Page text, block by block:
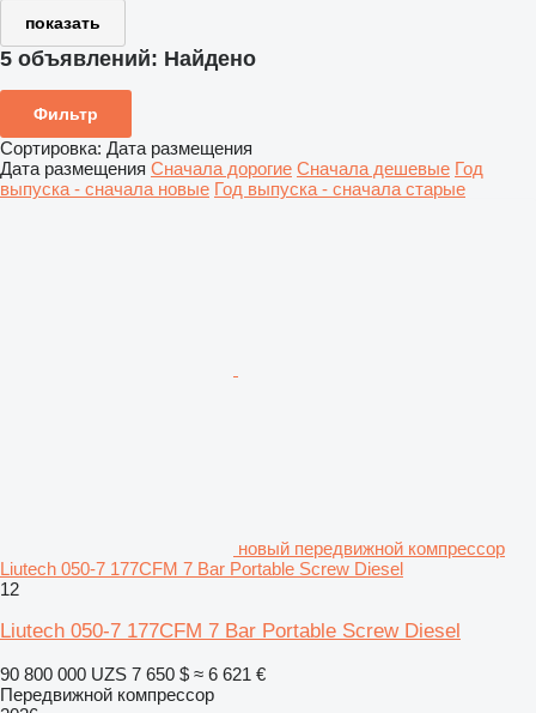
показать
5 объявлений: Найдено
Фильтр
Сортировка: Дата размещения
Дата размещения Сначала дорогие Сначала дешевые Год
выпуска - сначала новые Год выпуска - сначала старые
новый передвижной компрессор
Liutech 050-7 177CFM 7 Bar Portable Screw Diesel
12
Liutech 050-7 177CFM 7 Bar Portable Screw Diesel
90 800 000 UZS 7 650 $ ≈ 6 621 €
Передвижной компрессор